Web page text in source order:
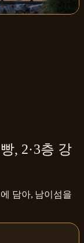
, 2·3층 강
담아, 남이섬을